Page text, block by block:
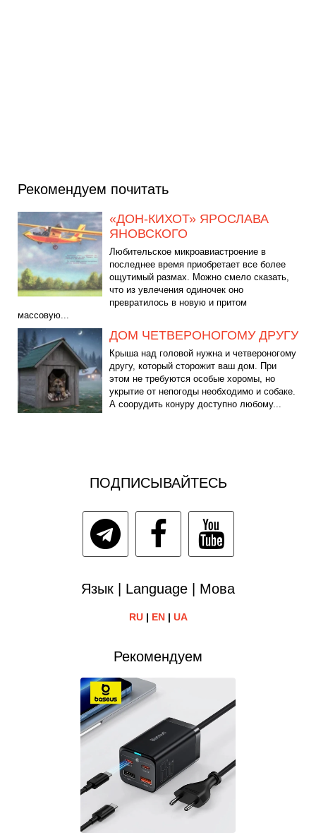
Рекомендуем почитать
«ДОН-КИХОТ» ЯРОСЛАВА
ЯНОВСКОГО
Любительское микроавиастроение в
последнее время приобретает все более
ощутимый размах. Можно смело сказать,
что из увлечения одиночек оно
превратилось в новую и притом
массовую...
ДОМ ЧЕТВЕРОНОГОМУ ДРУГУ
Крыша над головой нужна и четвероногому
другу, который сторожит ваш дом. При
этом не требуются особые хоромы, но
укрытие от непогоды необходимо и собаке.
А соорудить конуру доступно любому...
ПОДПИСЫВАЙТЕСЬ
Язык | Language | Мова
RU| EN| UA
Рекомендуем